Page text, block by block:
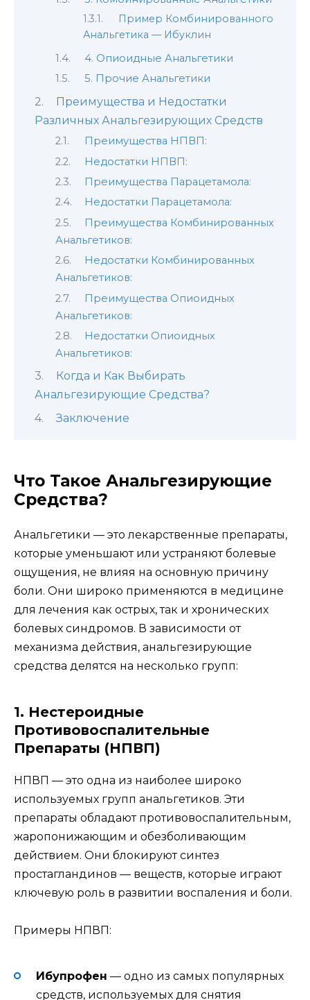
Пример Комбинированного
Анальгетика — Ибуклин
4. Опиоидные Анальгетики
5. Прочие Анальгетики
Преимущества и Недостатки
Различных Анальгезирующих Средств
Преимущества НПВП:
Недостатки НПВП:
Преимущества Парацетамола:
Недостатки Парацетамола:
Преимущества Комбинированных
Анальгетиков:
Недостатки Комбинированных
Анальгетиков:
Преимущества Опиоидных
Анальгетиков:
Недостатки Опиоидных
Анальгетиков:
Когда и Как Выбирать
Анальгезирующие Средства?
Заключение
Что Такое Анальгезирующие
Средства?
Анальгетики — это лекарственные препараты,
которые уменьшают или устраняют болевые
ощущения, не влияя на основную причину
боли. Они широко применяются в медицине
для лечения как острых, так и хронических
болевых синдромов. В зависимости от
механизма действия, анальгезирующие
средства делятся на несколько групп:
1. Нестероидные
Противовоспалительные
Препараты (НПВП)
НПВП — это одна из наиболее широко
используемых групп анальгетиков. Эти
препараты обладают противовоспалительным,
жаропонижающим и обезболивающим
действием. Они блокируют синтез
простагландинов — веществ, которые играют
ключевую роль в развитии воспаления и боли.
Примеры НПВП:
Ибупрофен — одно из самых популярных
средств, используемых для снятия